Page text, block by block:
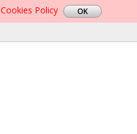
Cookies Policy